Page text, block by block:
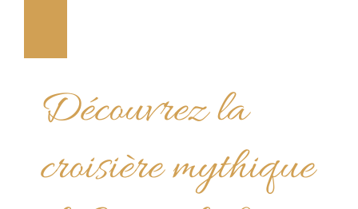
Découvrez la
croisière mythique